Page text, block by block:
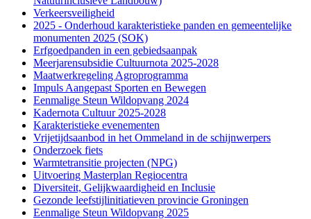
Verkeersveiligheid
2025 - Onderhoud karakteristieke panden en gemeentelijke
monumenten 2025 (SOK)
Erfgoedpanden in een gebiedsaanpak
Meerjarensubsidie Cultuurnota 2025-2028
Maatwerkregeling Agroprogramma
Impuls Aangepast Sporten en Bewegen
Eenmalige Steun Wildopvang 2024
Kadernota Cultuur 2025-2028
Karakteristieke evenementen
Vrijetijdsaanbod in het Ommeland in de schijnwerpers
Onderzoek fiets
Warmtetransitie projecten (NPG)
Uitvoering Masterplan Regiocentra
Diversiteit, Gelijkwaardigheid en Inclusie
Gezonde leefstijlinitiatieven provincie Groningen
Eenmalige Steun Wildopvang 2025